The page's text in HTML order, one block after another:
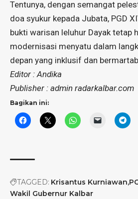
Tentunya, dengan semangat
doa syukur kepada Jubata, PGD
bukti warisan leluhur Dayak tetap
modernisasi menyatu dalam
depan yang inklusif dan
Editor : Andika
Publisher : admin radarkalbar.com
Bagikan ini:
TAGGED: Krisantus Kurniawan
Wakil Gubernur Kalbar